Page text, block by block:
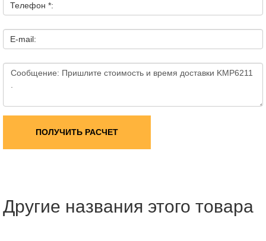
Телефон *:
E-mail:
ПОЛУЧИТЬ РАСЧЕТ
Другие названия этого товара